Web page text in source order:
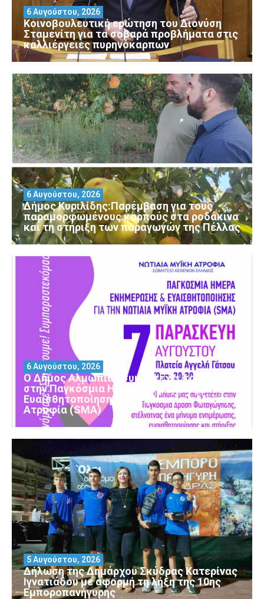
Κοινοβουλευτική ερώτηση του Διονύση
Σταμενίτη για τα σοβαρά προβλήματα στις
καλλιέργειες πυρηνόκαρπων
6 Αυγούστου, 2026
Δήμος Κυριλίδης:Παρέμβαση για τους
παραμορφωμένους καρπούς στα ροδάκινα
και τη στήριξη των παραγωγών της Πέλλας
6 Αυγούστου, 2026
Ο Δήμος Αλμωπίας συμμετέχει και φέτος
στην Παγκόσμια Ημέρα Ενημέρωσης και
Ευαισθητοποίησης για τη Νωτιαία Μυϊκή
Ατροφία (SMA)
6 Αυγούστου, 2026
Δήλωση της Δημάρχου Σκύδρας Κατερίνας
Ιγνατιάδου με αφορμή τη λήξη της 10ης
Εμποροπανήγυρης
5 Αυγούστου, 2026